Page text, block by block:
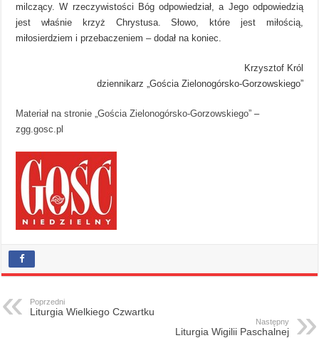
milczący. W rzeczywistości Bóg odpowiedział, a Jego odpowiedzią
jest właśnie krzyż Chrystusa. Słowo, które jest miłością,
miłosierdziem i przebaczeniem – dodał na koniec.
Krzysztof Król
dziennikarz „Gościa Zielonogórsko-Gorzowskiego”
Materiał na stronie „Gościa Zielonogórsko-Gorzowskiego” –
zgg.gosc.pl
Poprzedni
Liturgia Wielkiego Czwartku
Następny
Liturgia Wigilii Paschalnej